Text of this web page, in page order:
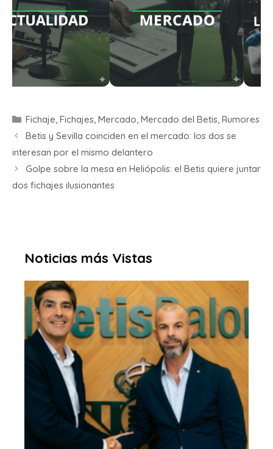
Fichaje Fichajes Mercado Mercado del Betis Rumores
Betis y Sevilla coinciden en el mercado: los dos se
interesan por el mismo delantero
Golpe sobre la mesa en Heliópolis: el Betis quiere juntar
dos fichajes ilusionantes
Noticias más Vistas